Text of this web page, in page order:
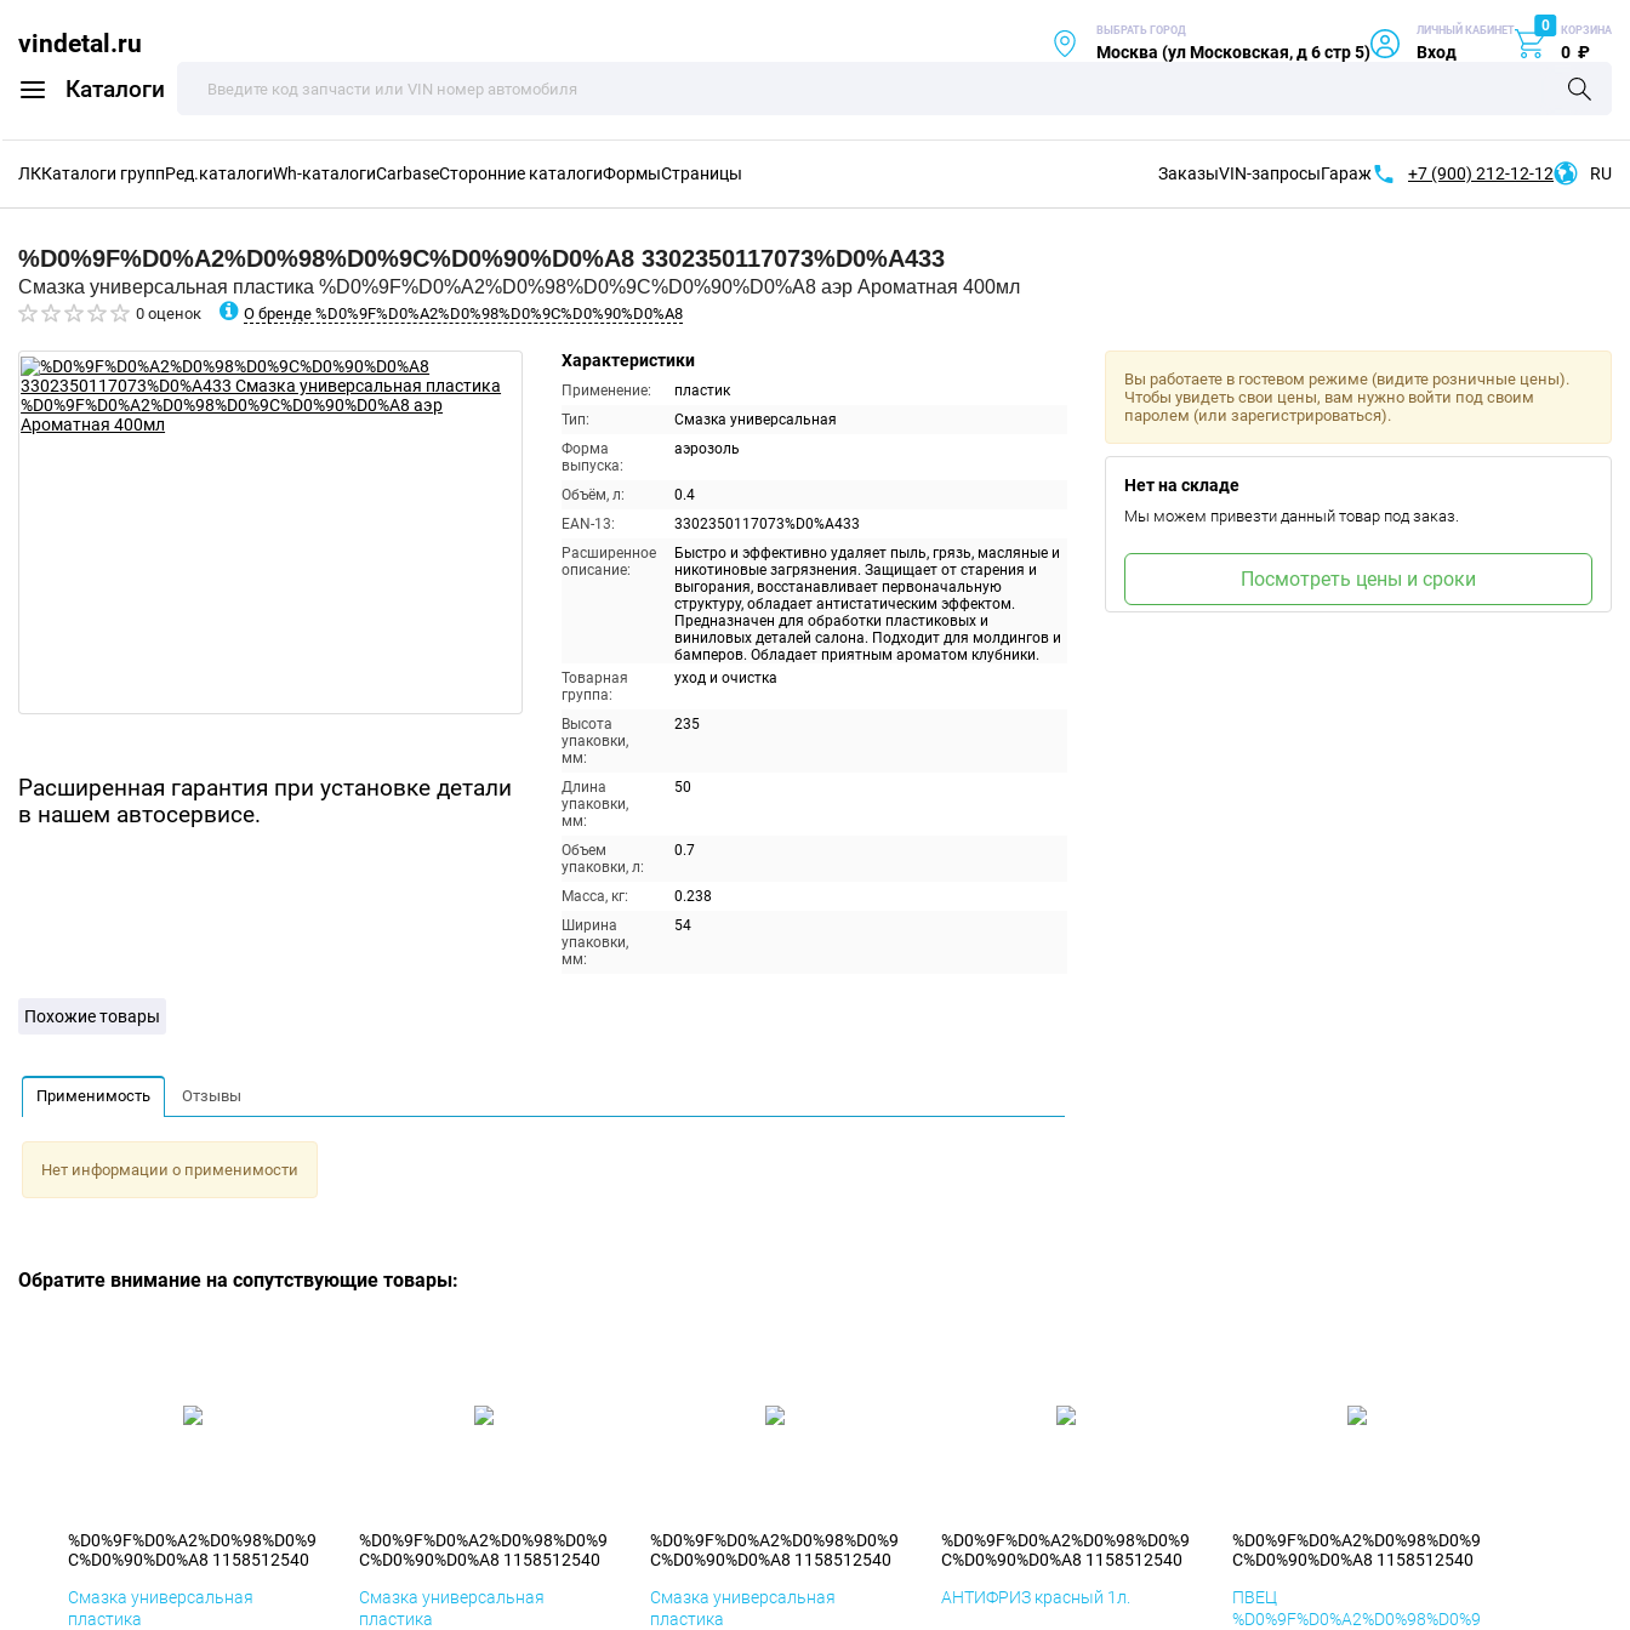
vindetal.ru
Каталоги
ВЫБРАТЬ ГОРОД
Москва (ул Московская, д 6 стр 5)
ЛИЧНЫЙ КАБИНЕТ
Вход
0 КОРЗИНА
0 ₽
ЛККаталоги группРед.каталогиWh-каталогиCarbaseСторонние каталогиФормыСтраницы ЗаказыVIN-запросыГараж +7 (900) 212-12-12 RU
%D0%9F%D0%A2%D0%98%D0%9C%D0%90%D0%A8 3302350117073%D0%A433
Смазка универсальная пластика %D0%9F%D0%A2%D0%98%D0%9C%D0%90%D0%A8 аэр Ароматная 400мл
0 оценок О бренде %D0%9F%D0%A2%D0%98%D0%9C%D0%90%D0%A8
Расширенная гарантия при установке детали
в нашем автосервисе.
Характеристики
Применение:
пластик
Тип:
Смазка универсальная
Форма
выпуска:
аэрозоль
Объём, л:
0.4
EAN-13:
3302350117073%D0%A433
Расширенное
описание:
Быстро и эффективно удаляет пыль, грязь, масляные и
никотиновые загрязнения. Защищает от старения и
выгорания, восстанавливает первоначальную
структуру, обладает антистатическим эффектом.
Предназначен для обработки пластиковых и
виниловых деталей салона. Подходит для молдингов и
бамперов. Обладает приятным ароматом клубники.
Товарная
группа:
уход и очистка
Высота
упаковки,
мм:
235
Длина
упаковки,
мм:
50
Объем
упаковки, л:
0.7
Масса, кг:
0.238
Ширина
упаковки,
мм:
54
Вы работаете в гостевом режиме (видите розничные цены).
Чтобы увидеть свои цены, вам нужно войти под своим
паролем (или зарегистрироваться).
Нет на складе
Мы можем привезти данный товар под заказ.
Посмотреть цены и сроки
Похожие товары
Применимость Отзывы
Нет информации о применимости
Обратите внимание на сопутствующие товары:
%D0%9F%D0%A2%D0%98%D0%9
C%D0%90%D0%A8 1158512540
Смазка универсальная
пластика
%D0%9F%D0%A2%D0%98%D0%9
C%D0%90%D0%A8 1158512540
Смазка универсальная
пластика
%D0%9F%D0%A2%D0%98%D0%9
C%D0%90%D0%A8 1158512540
Смазка универсальная
пластика
%D0%9F%D0%A2%D0%98%D0%9
C%D0%90%D0%A8 1158512540
АНТИФРИЗ красный 1л.
%D0%9F%D0%A2%D0%98%D0%9
C%D0%90%D0%A8 1158512540
ПВЕЦ
%D0%9F%D0%A2%D0%98%D0%9